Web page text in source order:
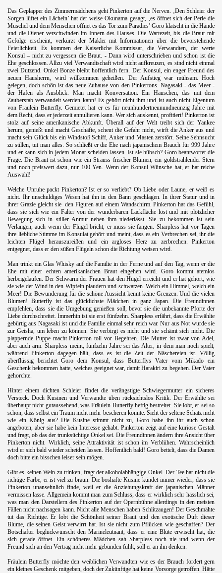
Das Geplapper des Zimmermädchens geht Pinkerton auf die Nerven. ‚Den Schleier der
Sorgen lüftet ein Lächeln’ hat der weise Okunama gesagt, ‚es öffnet sich der Perle die
Muschel und dem Menschen öffnet es das Tor zum Paradies’ Goro klatscht in die Hände
und die Diener verschwinden im Innern des Hauses. Die Wartezeit, bis die Braut mit
Gefolge erscheint, verkürzt der Makler mit Informationen über die bevorstehende
Feierlichkeit. Es kommen der Kaiserliche Kommissar, die Verwandten, der werte
Konsul – nicht zu vergessen die Braut. - Dann wird unterschrieben und schon ist die
Ehe geschlossen. Allzu viel Verwandtschaft wird nicht aufkreuzen, es sind nicht einmal
zwei Dutzend. Onkel Bonze bleibt hoffentlich fern. Der Konsul, ein enger Freund des
neuen Hausherrn, wird willkommen geheißen. Der Aufstieg war mühsam. Hoch
gelegen, doch schön ist das neue Zuhause von den Pinkertons. Nagasaki - das Meer -
der Hafen als Ausblick. Man macht Konversation. Ein Häuschen, das mit dem
Zauberstab verwandelt werden kann! Es gehört nicht ihm und ist auch nicht Eigentum
von Fräulein Butterfly. Gemietet hat er es für neunhundertneunundneunzig Jahre mit
dem Recht, dass er jederzeit annullieren kann. Wer sich auskennt, profitiert! Pinkerton ist
stolz auf seine amerikanische Abkunft. Überall auf der Welt treibt sich der Yankee
herum, genießt und macht Geschäfte, scheut die Gefahr nicht, wirft die Anker aus und
macht sein Glück bis ein Windstoß Schiff, Anker und Masten zerstört. Seine Sehnsucht
zu stillen, tut man alles. So schließt er die Ehe nach japanischem Brauch für 999 Jahre
und er kann sich in jedem Monat scheiden lassen. Ist sie hübsch? Goro beantwortet die
Frage. Die Braut ist schön wie ein Strauss frischer Blumen, ein goldstrahlender Stern
und noch preiswert dazu, nur 100 Yen. Wenn der Konsul Wünsche hat, er hat reiche
Auswahl!
Welche Unruhe packt Pinkerton? Ist er so verliebt? Ob Liebe oder Laune, er weiß es
nicht. Ihr unschuldiges Wesen hat ihn in den Bann geschlagen. In ihrer Statur und in
ihrer Grazie gleicht sie den Figuren auf einem Wandschirm. Pinkerton hat das Gefühl,
dass sie sich wie ein Falter von der wunderbaren Lackfläche löst und mit plötzlicher
Bewegung sich in stiller Anmut neben ihm niederlässt. Sie zu bekommen ist sein
Verlangen, auch wenn der Flügel bricht, er muss sie fangen. Sharpless hat vor Tagen
ihre liebliche Stimme im Konsulat gehört und meint, dass es ein Verbrechen sei, ihr die
leichten Flügel herauszureißen und ein argloses Herz zu zerbrechen. Pinkerton
entgegnet, dass er den süßen Flügeln schon die Richtung weisen wird.
Man trinkt ein Glas Whisky auf die Familie in der Ferne und auf den Tag, wenn er die
Ehe mit einer echten amerikanischen Braut eingehen wird. Goro kommt atemlos
herbeigelaufen. Der Schwarm der Frauen hat den Hügel erreicht und er hat gehört, wie
sie wie der Wind in den Wipfeln plaudern und schwatzen. Welch ein Himmel, welch ein
Meer! Die Bewunderung für die schöne Aussicht kennt keine Grenzen. Und die vielen
Blumen! Butterfly ist das glücklichste Mädchen in ganz Japan. Die Freundinnen
empfehlen, dass sie die Umgebung genießen soll, bevor sie die unbekannte Pforte der
Liebe durchschreitet. Immerhin ist sie erst fünfzehn. Sharpless erfährt, dass die Erwählte
gebürtig aus Nagasaki ist und die Familie einmal sehr reich war. Nur aus Not wurde sie
zur Geisha, um leben zu können. Sie verbirgt es nicht und sie schämt sich nicht. Die
plappernde Puppe macht Pinkerton toll vor Begehren. Die Mutter ist zwar von Adel,
aber auch arm. Sharpless meint, fünfzehn Jahre sei das Alter, in dem man noch spielt,
während Pinkerton dagegen hält, dass es ist die Zeit der Näschereien ist. Völlig
überflüssig berichtet Goro dem Konsul, dass Butterflys Vater vom Mikado ein
Geschenk bekommen hatte, welches geeignet war, damit Harakiri zu begehen. Der Vater
gehorchte.
Hinter einem dichten Schleier findet die verängstigte Schwiegermutter ein sicheres
Versteck. Doch Kusinen und Verwandte üben rücksichtslos Kritik. Der Erwählte sei
überhaupt nicht gutaussehend, was Fräulein Butterfly heftig bestreitet. Sie lobt, er sei so
schön, dass selbst ein Traum nicht mehr bescheren könnte. Sieht der seltene Schatz nicht
wie ein König aus? Die Kusine stimmt nicht zu, Goro habe ihn ihr auch schon
angeboten, aber sie habe kein Interesse gehabt. Pinkerton zeigt auf eine kuriose Gestalt
und fragt, ob das der trunksüchtige Onkel sei. Die Freundinnen ändern ihre Ansicht über
Pinkerton nicht. Wirklich, seine Attraktivität ist schon im Verblühen. Wahrscheinlich
wird er sich bald wieder scheiden lassen. Hoffentlich bald! Goro bettelt, dass die Damen
doch bitte ein bisschen leiser sein mögen.
Gibt es keinen Wein zu trinken, fragt der alkoholabhängige Onkel. Der Tee hat nicht die
richtige Farbe, er ist viel zu braun. Die boshafte Kusine kündet immer wieder, dass sie
Pinkerton unansehnlich finde, weil er die Anziehungskraft der japanischen Männer
vermissen lasse. Allgemein kommt man zum Schluss, dass er wirklich sehr hässlich sei,
was man den Darstellern des Pinkerton auf der Opernbühne allerdings in den meisten
Fällen nicht nachsagen kann. Nicht alle Menschen haben Schlitzaugen! Der Geschmähte
tut das Richtige. Er lobt die Schönheit seiner Braut und den exotische Duft dieser
Blume, die seinen Geist verwirrt hat. Ist sie nicht zum Pflücken wie geschaffen? Der
Botschafter beglückwünscht den Marineleutnant, dass er eine Blüte erwischt hat, die
sich gerade öffnet. Ein schöneres Mädchen sah Sharpless noch nie und wenn der
Freund sich an den Vertrag nicht mehr gebunden fühlt, soll er an ihn denken.
Fräulein Butterfly möchte den weiblichen Verwandten wie es der Brauch fordert gern
ein kleines Geschenk mitgeben, doch der Zukünftige hat keine Vorsorge getroffen. Hätte